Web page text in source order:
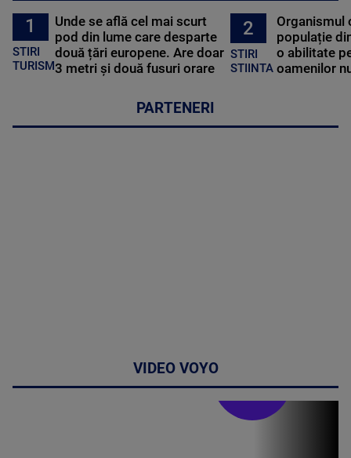
1
STIRI
TURISM
Unde se află cel mai scurt
pod din lume care desparte
două țări europene. Are doar
3 metri și două fusuri orare
2
STIRI
STIINTA
Organismul
populație
o abilitate
oamenilor
PARTENERI
VIDEO VOYO